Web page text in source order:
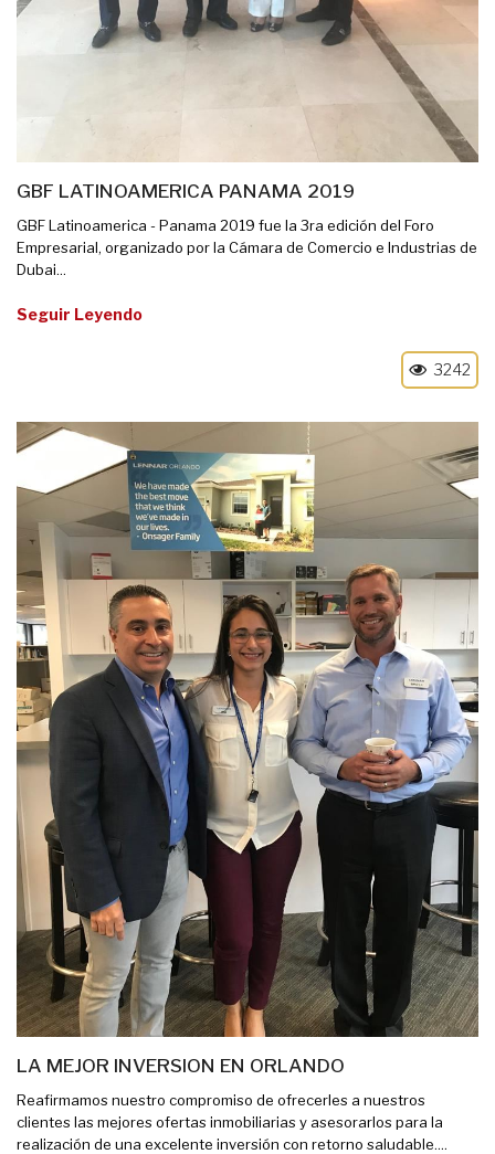
GBF LATINOAMERICA PANAMA 2019
GBF Latinoamerica - Panama 2019 fue la 3ra edición del Foro
Empresarial, organizado por la Cámara de Comercio e Industrias de
Dubai...
Seguir Leyendo
3242
LA MEJOR INVERSION EN ORLANDO
Reafirmamos nuestro compromiso de ofrecerles a nuestros
clientes las mejores ofertas inmobiliarias y asesorarlos para la
realización de una excelente inversión con retorno saludable....